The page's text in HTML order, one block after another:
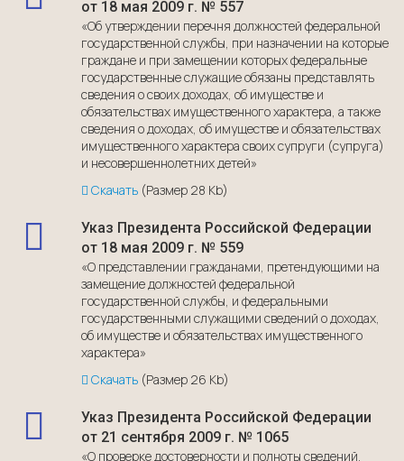
от 18 мая 2009 г. № 557
«Об утверждении перечня должностей федеральной
государственной службы, при назначении на которые
граждане и при замещении которых федеральные
государственные служащие обязаны представлять
сведения о своих доходах, об имуществе и
обязательствах имущественного характера, а также
сведения о доходах, об имуществе и обязательствах
имущественного характера своих супруги (супруга)
и несовершеннолетних детей»
Скачать(Размер 28 Kb)
Указ Президента Российской Федерации
от 18 мая 2009 г. № 559
«О представлении гражданами, претендующими на
замещение должностей федеральной
государственной службы, и федеральными
государственными служащими сведений о доходах,
об имуществе и обязательствах имущественного
характера»
Скачать(Размер 26 Kb)
Указ Президента Российской Федерации
от 21 сентября 2009 г. № 1065
«О проверке достоверности и полноты сведений,